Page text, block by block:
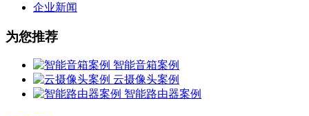
企业新闻
为您推荐
智能音箱案例
云摄像头案例
智能路由器案例